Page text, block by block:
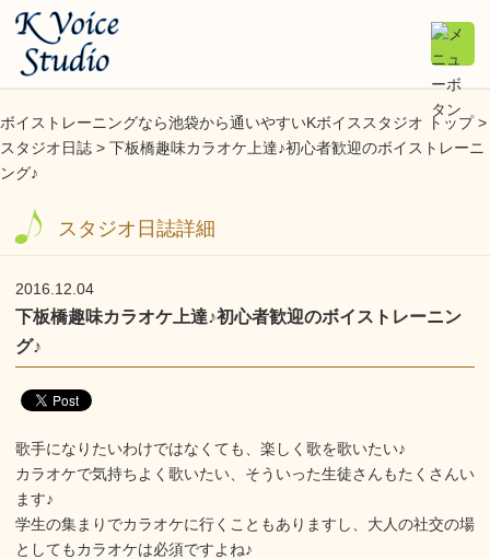
ボイストレーニングなら池袋から通いやすいKボイススタジオ トップ >
スタジオ日誌 > 下板橋趣味カラオケ上達♪初心者歓迎のボイストレーニ
ング♪
スタジオ日誌詳細
2016.12.04
下板橋趣味カラオケ上達♪初心者歓迎のボイストレーニン
グ♪
歌手になりたいわけではなくても、楽しく歌を歌いたい♪
カラオケで気持ちよく歌いたい、そういった生徒さんもたくさんい
ます♪
学生の集まりでカラオケに行くこともありますし、大人の社交の場
としてもカラオケは必須ですよね♪